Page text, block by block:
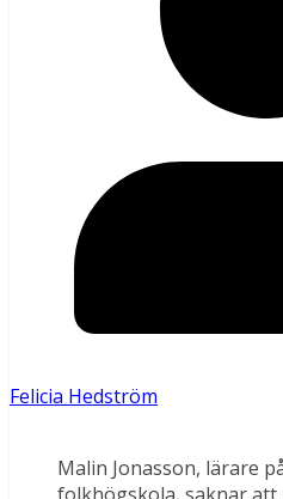
Felicia Hedström
Malin Jonasson, lärare